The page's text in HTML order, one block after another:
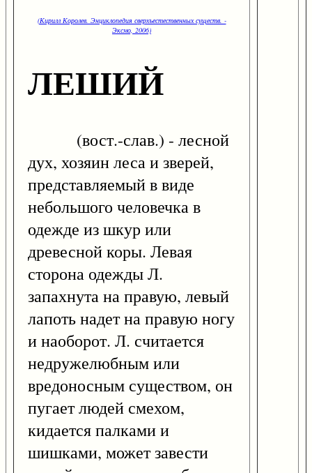
(Кирилл Королев. Энциклопедия сверхъестественных существ. -
Эксмо, 2006)
ЛЕШИЙ
(вост.-слав.) - лесной
дух, хозяин леса и зверей,
представляемый в виде
небольшого человечка в
одежде из шкур или
древесной коры. Левая
сторона одежды Л.
запахнута на правую, левый
лапоть надет на правую ногу
и наоборот. Л. считается
недружелюбным или
вредоносным существом, он
пугает людей смехом,
кидается палками и
шишками, может завести